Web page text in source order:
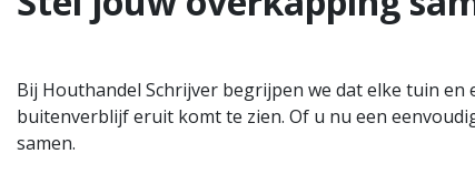
Bij Houthandel Schrijver begrijpen we dat elke tuin
buitenverblijf eruit komt te zien. Of u nu een
samen.